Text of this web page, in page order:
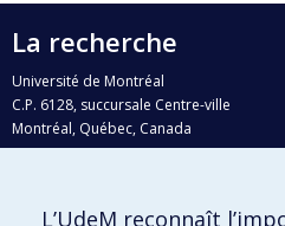
La recherche
Université de Montréal
C.P. 6128, succursale Centre-ville
Montréal, Québec, Canada
H3C 3J7
L’UdeM reconnaît